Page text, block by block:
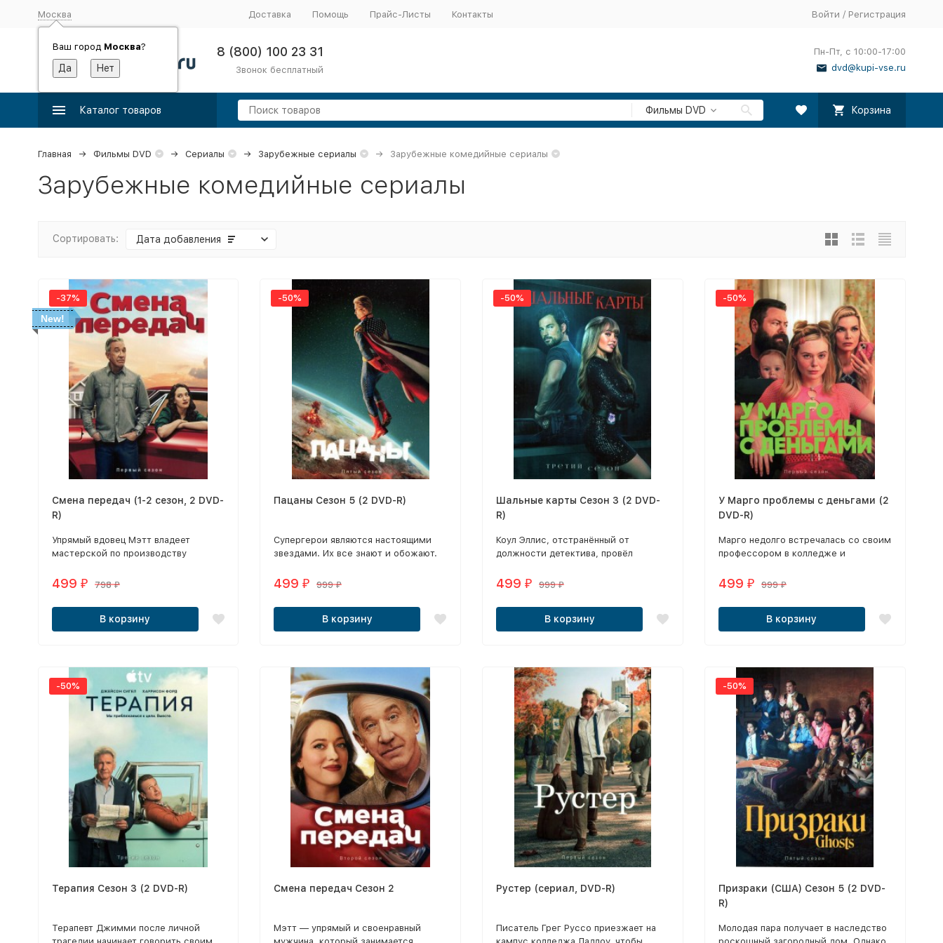
Москва
Ваш город Москва?
Доставка Помощь Прайс-Листы Контакты Войти / Регистрация
8 (800) 100 23 31
Звонок бесплатный
Пн-Пт, с 10:00-17:00
dvd@kupi-vse.ru
Каталог товаров Фильмы DVD Корзина
Главная Фильмы DVD Сериалы Зарубежные сериалы Зарубежные комедийные сериалы
Зарубежные комедийные сериалы
Сортировать: Дата добавления
New!
-37%
Смена передач (1-2 сезон, 2 DVD-
R)
Упрямый вдовец Мэтт владеет
мастерской по производству
его разлученная дочь и ее дети-
начинается настоящая реставрация.
499 ₽ 798₽
В корзину
-50%
Пацаны Сезон 5 (2 DVD-R)
Супергерои являются настоящими
звездами. Их все знают и обожают.
499₽ 999₽
В корзину
-50%
Шальные карты Сезон 3 (2 DVD-
R)
Коул Эллис, отстранённый от
должности детектива, провёл
патруле, в то время как аферистка
жизни, искусно обманывая всех, кто
попадался ей на пути.
499 ₽ 999₽
В корзину
-50%
У Марго проблемы с деньгами (2
DVD-R)
Марго недолго встречалась со своим
профессором в колледже и
499 ₽ 999₽
В корзину
-50%
Терапия Сезон 3 (2 DVD-R)
Терапевт Джимми после личной
трагедии начинает говорить своим
Смена передач Сезон 2
Мэтт — упрямый и своенравный
мужчина, который занимается
Рустер (сериал, DVD-R)
Писатель Грег Руссо приезжает на
кампус колледжа Ладлоу, чтобы
-50%
Призраки (США) Сезон 5 (2 DVD-
R)
Молодая пара получает в наследство
роскошный загородный дом. Однако